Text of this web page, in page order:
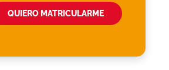
QUIERO MATRICULARME